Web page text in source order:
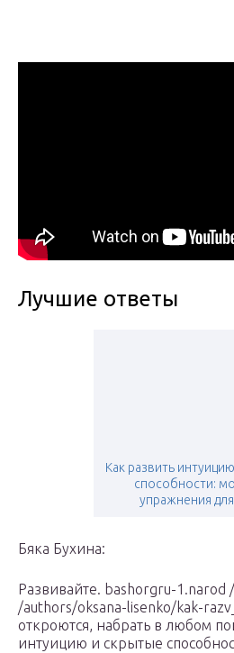
Лучшие ответы
Как развить
способности:
упражнения
Бяка Бухина:
Развивайте. bashorgru-1.narod
/authors/oksana-lisenko/kak-
откроются, набрать в любом
интуицию и скрытые